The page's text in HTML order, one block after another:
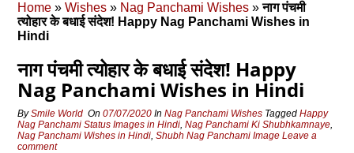
Home »Wishes » Nag Panchami Wishes »नाग पंचमी
त्योहार के बधाई संदेश! Happy Nag Panchami Wishes in
Hindi
नाग पंचमी त्योहार के बधाई संदेश! Happy
Nag Panchami Wishes in Hindi
BySmile World On07/07/2020 InNag Panchami Wishes TaggedHappy
Nag Panchami Status Images in Hindi,Nag Panchami Ki Shubhkamnaye,
Nag Panchami Wishes in Hindi,Shubh Nag Panchami Image Leave a
comment